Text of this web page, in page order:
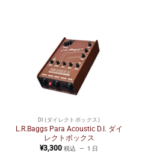
DI (ダイレクトボックス)
L.R.Baggs Para Acoustic D.I. ダイ
レクトボックス
¥3,300 税込 1 日